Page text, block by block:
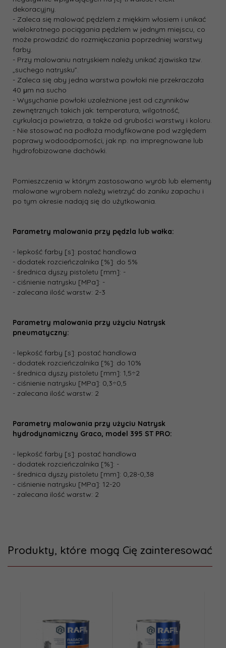
dekoracyjny.
- Zaleca się malować pędzlem z miękkim włosiem i unikać
wielokrotnego pociągania pędzlem w jednym miejscu, co
może prowadzić do rozmiękczania poprzedniej warstwy
farby.
- Przy malowaniu natryskiem należy unikać zjawiska tzw.
„suchego natrysku”.
- Zaleca się aby jedna warstwa powłoki nie przekraczała
40 μm na sucho
- Wysychanie powłoki uzależnione jest od czynników
zewnętrznych takich jak: temperatura, wilgotność,
cyrkulacja powietrza, a także od grubości warstwy i koloru.
- Nie stosować na podłoża modyfikowane pod względem
poprawy wodoodporności, jak np. na impregnowane lub
hydrofobizowane dachówki.
Pomieszczenia w którym zastosowano wyrób lub elementy
malowane wyrobem należy wietrzyć do zaniku zapachu i
po tym okresie nadają się do użytkowania.
Parametry malowania przy pędzla lub wałka:
- lepkość farby [s]: postać handlowa
- dodatek rozcieńczalnika [%]: do 5%
- średnica dyszy pistoletu [mm]: -
- ciśnienie natrysku [MPa]: -
- zalecana ilość warstw: 2-3
Parametry malowania przy użyciu Natrysk
pneumatyczny:
- lepkość farby [s]: postać handlowa
- dodatek rozcieńczalnika [%]: do 10%
- średnica dyszy pistoletu [mm]: 1,5÷2
- ciśnienie natrysku [MPa]: 0,3÷0,5
- zalecana ilość warstw: 2
Parametry malowania przy użyciu Natrysk
hydrodynamiczny Graco, model 395 ST PRO:
- lepkość farby [s]: postać handlowa
- dodatek rozcieńczalnika [%]: -
- średnica dyszy pistoletu [mm]: 0,28-0,38
- ciśnienie natrysku [MPa]: 12-20
- zalecana ilość warstw: 2
Produkty, które mogą Cię zainteresować